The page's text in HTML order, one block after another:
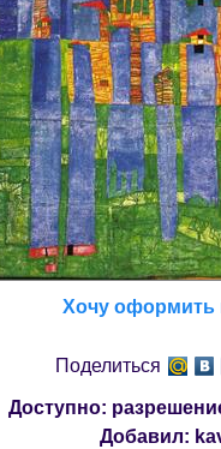
Хочу оформить
Поделиться
Доступно:
Добавил: